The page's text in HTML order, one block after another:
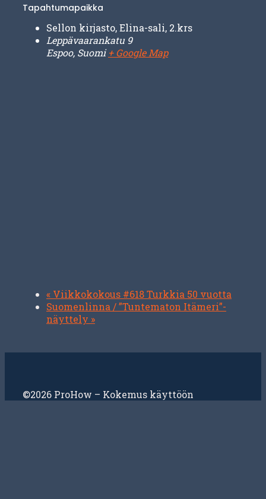
Tapahtumapaikka
Sellon kirjasto, Elina-sali, 2.krs
Leppävaarankatu 9
Espoo, Suomi + Google Map
« Viikkokokous #618 Turkkia 50 vuotta
Suomenlinna / ”Tuntematon Itämeri”-
näyttely »
©2026 ProHow – Kokemus käyttöön